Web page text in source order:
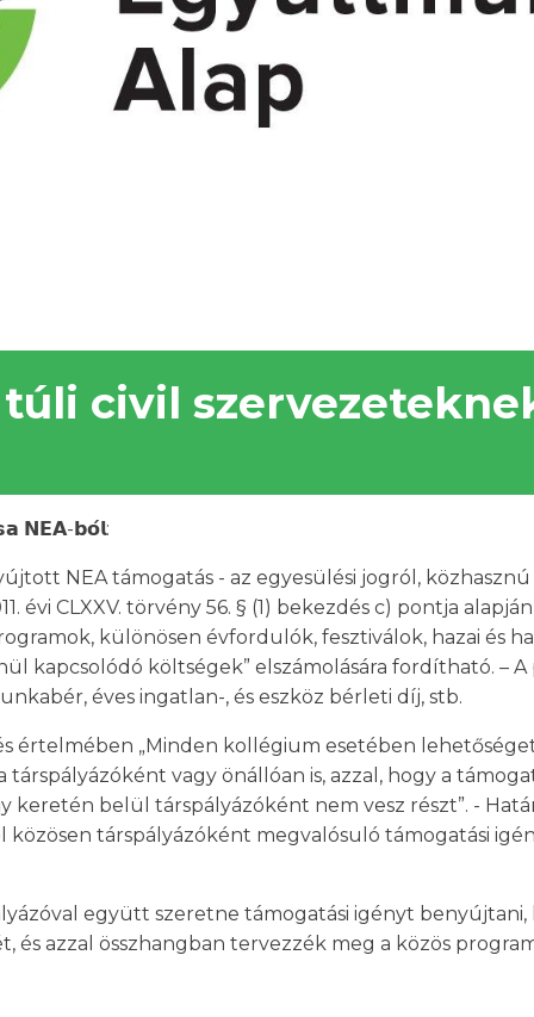
civil
𝗡𝗘𝗔-𝗯𝗼́𝗹:
NEA támogatás - az egyesülési jogról,
évi CLXXV. törvény 56. § (1) bekezdés c) pontja
különösen évfordulók, fesztiválok, hazai és
kapcsolódó költségek” elszámolására fordítható. –
éves ingatlan-, és eszköz bérleti díj, stb.
értelmében „Minden kollégium esetében
vagy önállóan is, azzal, hogy a
belül társpályázóként nem vesz részt”. -
közösen társpályázóként megvalósuló támogatási
együtt szeretne támogatási igényt
és azzal összhangban tervezzék meg a közös